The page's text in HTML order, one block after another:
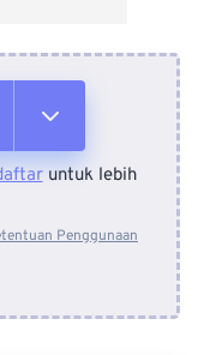
untuk lebih
Penggunaan